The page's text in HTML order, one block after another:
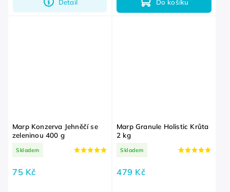
Detail Do košíku
Marp Konzerva Jehněčí se
zeleninou 400 g
Skladem
75 Kč
Marp Granule Holistic Krůta
2 kg
Skladem
479 Kč